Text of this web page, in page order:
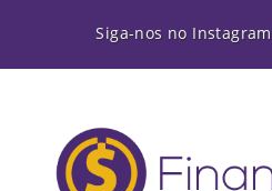
Siga-nos no Instagram